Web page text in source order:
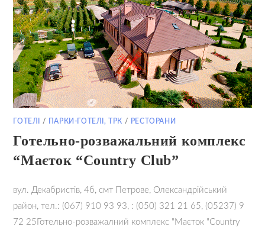
ГОТЕЛІ / ПАРКИ-ГОТЕЛІ, ТРК / РЕСТОРАНИ
Готельно-розважальний комплекс
“Маєток “Country Club”
вул. Декабристів, 4б, смт Петрове, Олександрійський
район, тел.: (067) 910 93 93, : (050) 321 21 65, (05237) 9
72 25Готельно-розважалний комплекс "Маєток "Country